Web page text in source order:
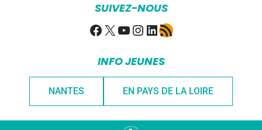
SUIVEZ-NOUS
Facebook
X YouTube
Instagram
LinkedIn
Flux RSS
INFO JEUNES
NANTES EN PAYS DE LA LOIRE